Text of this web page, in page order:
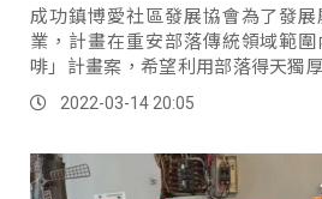
成功鎮博愛社區發展協會為了發
業，計畫在重安部落傳統領域範
啡」計畫案，希望利用部落得天獨
咖咖樹，特別諮商重安部落會議同意
2022-03-14 20:05